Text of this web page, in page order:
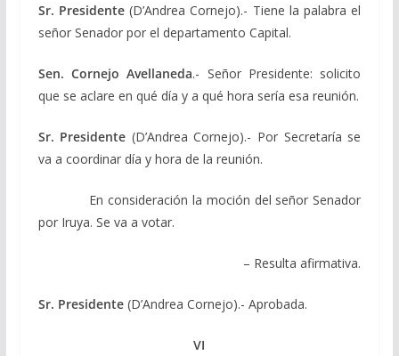
Sr. Presidente(D’Andrea Cornejo).- Tiene la palabra el
señor Senador por el departamento Capital.
Sen. Cornejo Avellaneda.- Señor Presidente: solicito
que se aclare en qué día y a qué hora sería esa reunión.
Sr. Presidente (D’Andrea Cornejo).- Por Secretaría se
va a coordinar día y hora de la reunión.
En consideración la moción del señor Senador
por Iruya. Se va a votar.
– Resulta afirmativa.
Sr. Presidente(D’Andrea Cornejo).- Aprobada.
VI